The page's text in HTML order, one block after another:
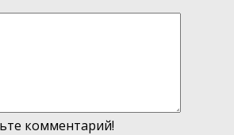
комментарий!